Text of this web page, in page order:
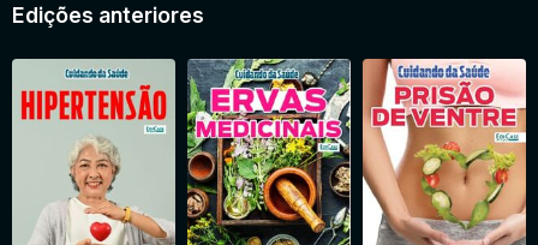
Edições anteriores